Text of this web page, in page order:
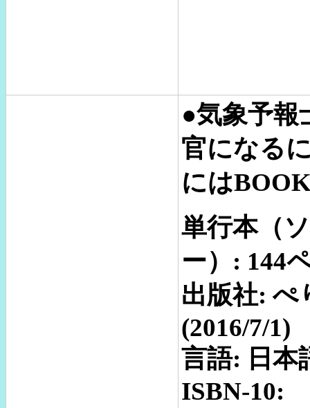
●気象予報
官になる
には
単行本（
ー）: 144
出版社: ぺ
(2016/7/1)
言語: 日本
ISBN-10: